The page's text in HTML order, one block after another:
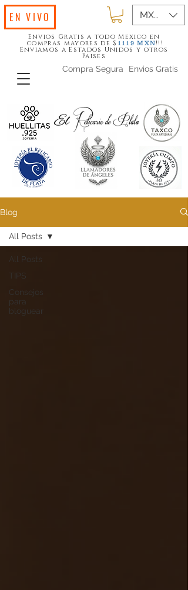
Envios Gratis
Compra Segura
Envios Gratis a todo Mexico en
compras mayores de $ 1119 MXN!!!
Enviamos a Estados Unidos y otros
Paises
MXN ($)
EN VIVO
Blog
All Posts
TIPS
Consejos
para
bloguear
All Posts